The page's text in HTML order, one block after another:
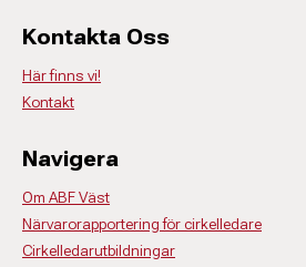
Kontakta Oss
Här finns vi!
Kontakt
Navigera
Om ABF Väst
Närvarorapportering för cirkelledare
Cirkelledarutbildningar